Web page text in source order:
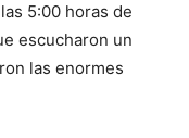
5:00 horas de
escucharon un
las enormes